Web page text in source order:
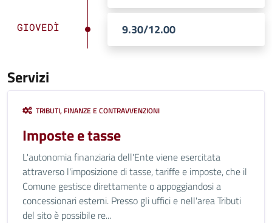
GIOVEDÌ 9.30/12.00
Servizi
TRIBUTI, FINANZE E CONTRAVVENZIONI
Imposte e tasse
L'autonomia finanziaria dell'Ente viene esercitata
attraverso l'imposizione di tasse, tariffe e imposte, che il
Comune gestisce direttamente o appoggiandosi a
concessionari esterni. Presso gli uffici e nell'area Tributi
del sito è possibile re...